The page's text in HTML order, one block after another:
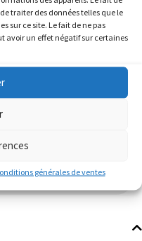
traiter des données telles que le
sur ce site. Le fait de ne pas
avoir un effet négatif sur certaines
générales de ventes